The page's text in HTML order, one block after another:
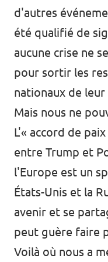
d'autres
été qualifié de
aucune crise ne
pour sortir les
nationaux de
Mais nous ne
L'« accord de
entre Trump et
l'Europe est un
États-Unis et la
avenir et se
peut guère faire
Voilà où nous a